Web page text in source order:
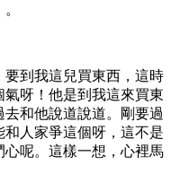
到我這兒買東西，這時
呀！他是到我這來買東
和他說道說道。剛要過
人家爭這個呀，這不是
呢。這樣一想，心裡馬